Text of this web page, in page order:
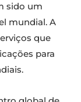
sido um
mundial. A
que
para